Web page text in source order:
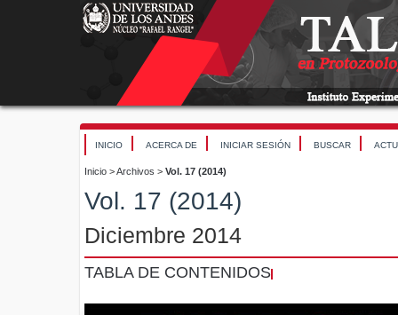
INICIO ACERCA DE INICIAR SESIÓN BUSCAR
Inicio >Archivos > Vol. 17 (2014)
Vol. 17 (2014)
Diciembre 2014
TABLA DE CONTENIDOS